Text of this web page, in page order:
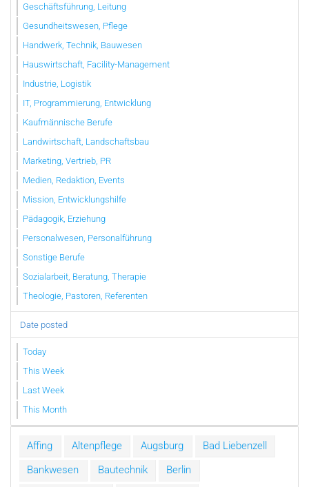
Geschäftsführung, Leitung
Gesundheitswesen, Pflege
Handwerk, Technik, Bauwesen
Hauswirtschaft, Facility-Management
Industrie, Logistik
IT, Programmierung, Entwicklung
Kaufmännische Berufe
Landwirtschaft, Landschaftsbau
Marketing, Vertrieb, PR
Medien, Redaktion, Events
Mission, Entwicklungshilfe
Pädagogik, Erziehung
Personalwesen, Personalführung
Sonstige Berufe
Sozialarbeit, Beratung, Therapie
Theologie, Pastoren, Referenten
Date posted
Today
This Week
Last Week
This Month
Affing Altenpflege Augsburg
Bad Liebenzell
Bankwesen
Bautechnik
Berlin